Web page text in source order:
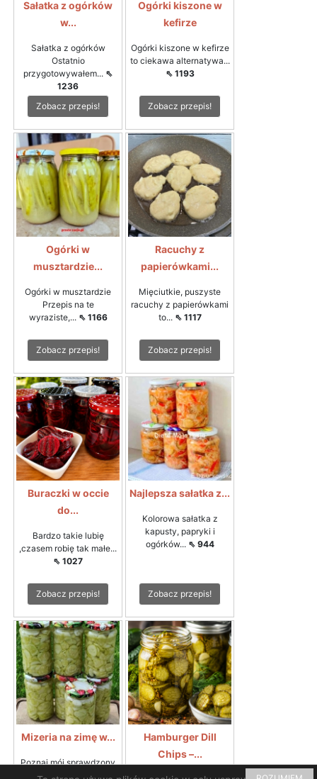
Sałatka z ogórków
w...
Sałatka z ogórków
Ostatnio
przygotowywałem... ⇖
1236
Zobacz przepis!
Ogórki kiszone w
kefirze
Ogórki kiszone w kefirze
to ciekawa alternatywa...
⇖ 1193
Zobacz przepis!
Ogórki w
musztardzie...
Ogórki w musztardzie
Przepis na te
wyraziste,... ⇖ 1166
Zobacz przepis!
Racuchy z
papierówkami...
Mięciutkie, puszyste
racuchy z papierówkami
to... ⇖ 1117
Zobacz przepis!
Buraczki w occie
do...
Bardzo takie lubię
,czasem robię tak małe...
⇖ 1027
Zobacz przepis!
Najlepsza sałatka z...
Kolorowa sałatka z
kapusty, papryki i
ogórków... ⇖ 944
Zobacz przepis!
Mizeria na zimę w...
Poznaj mój sprawdzony
przepis na chrupiącą...
Hamburger Dill
Chips –...